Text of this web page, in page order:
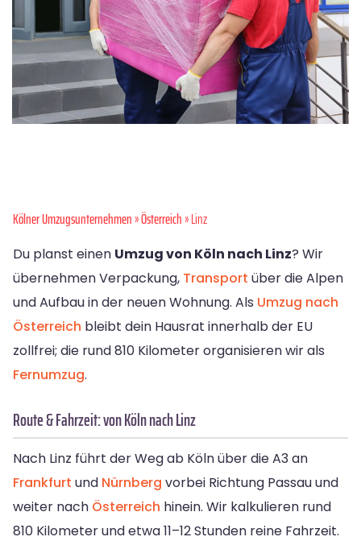
Kölner Umzugsunternehmen»Österreich» Linz
Du planst einen Umzug von Köln nach Linz? Wir
übernehmen Verpackung, Transport über die Alpen
und Aufbau in der neuen Wohnung. Als Umzug nach
Österreich bleibt dein Hausrat innerhalb der EU
zollfrei; die rund 810 Kilometer organisieren wir als
Fernumzug.
Route & Fahrzeit: von Köln nach Linz
Nach Linz führt der Weg ab Köln über die A3 an
Frankfurt und Nürnberg vorbei Richtung Passau und
weiter nach Österreich hinein. Wir kalkulieren rund
810 Kilometer und etwa 11–12 Stunden reine Fahrzeit.